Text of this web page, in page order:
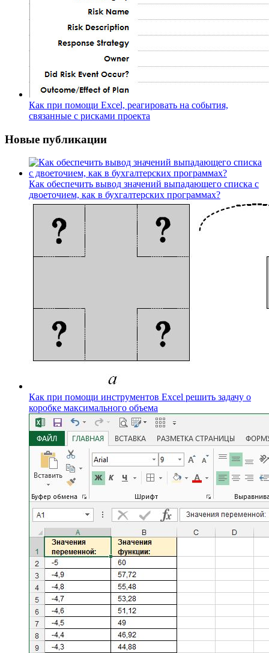
Как при помощи Excel, реагировать на события,
связанные с рисками проекта
Новые публикации
Как обеспечить вывод значений выпадающего списка с
двоеточием, как в бухгалтерских программах?
Как при помощи инструментов Excel решить задачу о
коробке максимального объема